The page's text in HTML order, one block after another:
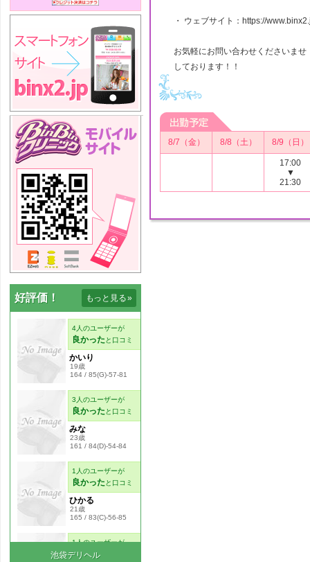
好評価！ もっと見る»
池袋デリヘル
・ ウェブサイト：https://
お気軽にお問い合わせくださいませ
しております！！
8/7（金） 8/8（土） 8/9（日）
17:00
▼
21:30